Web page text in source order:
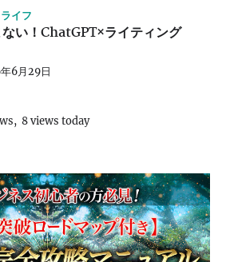
イフ
い！ChatGPT×ライティング
6月29日
8 views today